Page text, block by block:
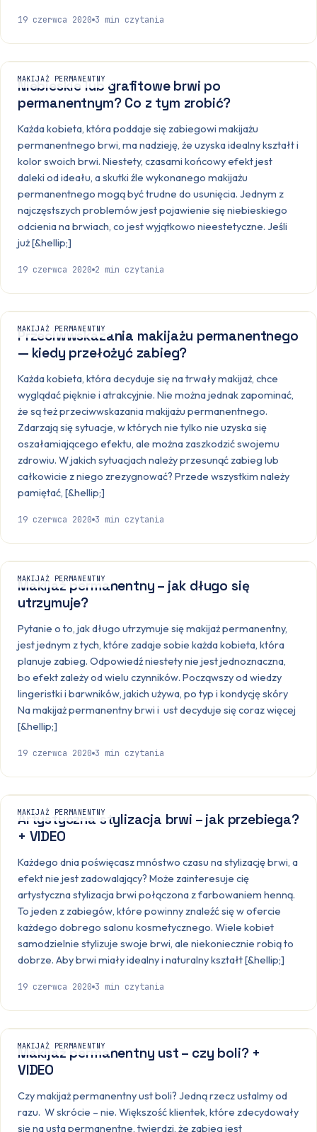
19 czerwca 2020 3 min czytania
MAKIJAŻ PERMANENTNY
Niebieskie lub grafitowe brwi po
permanentnym? Co z tym zrobić?
Każda kobieta, która poddaje się zabiegowi makijażu
permanentnego brwi, ma nadzieję, że uzyska idealny kształt i
kolor swoich brwi. Niestety, czasami końcowy efekt jest
daleki od ideału, a skutki źle wykonanego makijażu
permanentnego mogą być trudne do usunięcia. Jednym z
najczęstszych problemów jest pojawienie się niebieskiego
odcienia na brwiach, co jest wyjątkowo nieestetyczne. Jeśli
już [&hellip;]
19 czerwca 2020 2 min czytania
MAKIJAŻ PERMANENTNY
Przeciwwskazania makijażu permanentnego
— kiedy przełożyć zabieg?
Każda kobieta, która decyduje się na trwały makijaż, chce
wyglądać pięknie i atrakcyjnie. Nie można jednak zapominać,
że są też przeciwwskazania makijażu permanentnego.
Zdarzają się sytuacje, w których nie tylko nie uzyska się
oszałamiającego efektu, ale można zaszkodzić swojemu
zdrowiu. W jakich sytuacjach należy przesunąć zabieg lub
całkowicie z niego zrezygnować? Przede wszystkim należy
pamiętać, [&hellip;]
19 czerwca 2020 3 min czytania
MAKIJAŻ PERMANENTNY
Makijaż permanentny – jak długo się
utrzymuje?
Pytanie o to, jak długo utrzymuje się makijaż permanentny,
jest jednym z tych, które zadaje sobie każda kobieta, która
planuje zabieg. Odpowiedź niestety nie jest jednoznaczna,
bo efekt zależy od wielu czynników. Począwszy od wiedzy
lingeristki i barwników, jakich używa, po typ i kondycję skóry
Na makijaż permanentny brwi i ust decyduje się coraz więcej
[&hellip;]
19 czerwca 2020 3 min czytania
MAKIJAŻ PERMANENTNY
Artystyczna stylizacja brwi – jak przebiega?
+ VIDEO
Każdego dnia poświęcasz mnóstwo czasu na stylizację brwi, a
efekt nie jest zadowalający? Może zainteresuje cię
artystyczna stylizacja brwi połączona z farbowaniem henną.
To jeden z zabiegów, które powinny znaleźć się w ofercie
każdego dobrego salonu kosmetycznego. Wiele kobiet
samodzielnie stylizuje swoje brwi, ale niekoniecznie robią to
dobrze. Aby brwi miały idealny i naturalny kształt [&hellip;]
19 czerwca 2020 3 min czytania
MAKIJAŻ PERMANENTNY
Makijaż permanentny ust – czy boli? +
VIDEO
Czy makijaż permanentny ust boli? Jedną rzecz ustalmy od
razu. W skrócie – nie. Większość klientek, które zdecydowały
się na usta permanentne, twierdzi, że zabieg jest